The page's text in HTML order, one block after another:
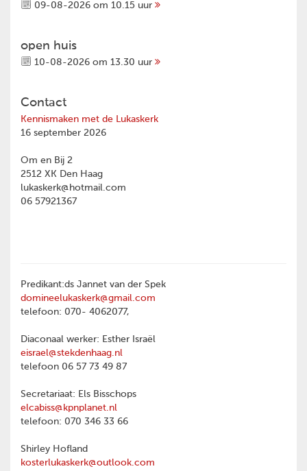
09-08-2026 om 10.15 uur
open huis
10-08-2026 om 13.30 uur
Contact
Kennismaken met de Lukaskerk
16 september 2026
Om en Bij 2
2512 XK Den Haag
lukaskerk@hotmail.com
06 57921367
Predikant:ds Jannet van der Spek
domineelukaskerk@gmail.com
telefoon: 070- 4062077,
Diaconaal werker: Esther Israël
eisrael@stekdenhaag.nl
telefoon 06 57 73 49 87
Secretariaat: Els Bisschops
elcabiss@kpnplanet.nl
telefoon: 070 346 33 66
Shirley Hofland
kosterlukaskerk@outlook.com